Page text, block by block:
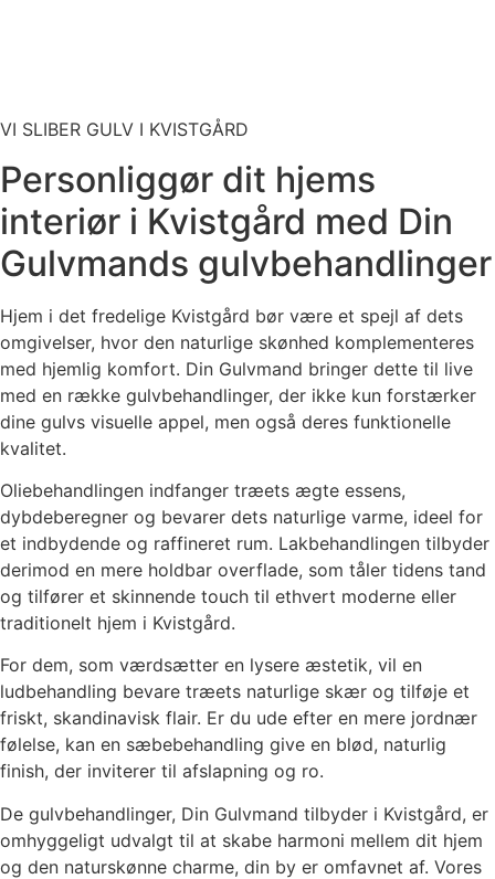
VI SLIBER GULV I KVISTGÅRD
Personliggør dit hjems
interiør i Kvistgård med Din
Gulvmands gulvbehandlinger
Hjem i det fredelige Kvistgård bør være et spejl af dets
omgivelser, hvor den naturlige skønhed komplementeres
med hjemlig komfort. Din Gulvmand bringer dette til live
med en række gulvbehandlinger, der ikke kun forstærker
dine gulvs visuelle appel, men også deres funktionelle
kvalitet.
Oliebehandlingen indfanger træets ægte essens,
dybdeberegner og bevarer dets naturlige varme, ideel for
et indbydende og raffineret rum. Lakbehandlingen tilbyder
derimod en mere holdbar overflade, som tåler tidens tand
og tilfører et skinnende touch til ethvert moderne eller
traditionelt hjem i Kvistgård.
For dem, som værdsætter en lysere æstetik, vil en
ludbehandling bevare træets naturlige skær og tilføje et
friskt, skandinavisk flair. Er du ude efter en mere jordnær
følelse, kan en sæbebehandling give en blød, naturlig
finish, der inviterer til afslapning og ro.
De gulvbehandlinger, Din Gulvmand tilbyder i Kvistgård, er
omhyggeligt udvalgt til at skabe harmoni mellem dit hjem
og den naturskønne charme, din by er omfavnet af. Vores